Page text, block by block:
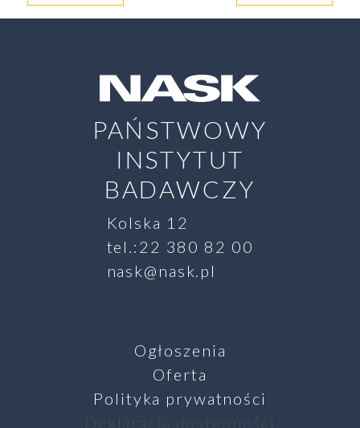
PAŃSTWOWY
INSTYTUT
BADAWCZY
Kolska 12
tel.:22 380 82 00
nask@nask.pl
Ogłoszenia
Oferta
Polityka prywatności
Deklaracja dostępności